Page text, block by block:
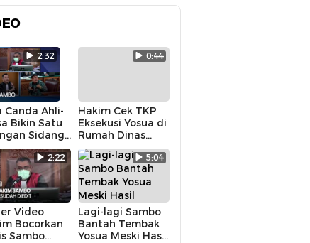
2:32
Canda Ahli-
Bikin Satu
Sidang
Tertawa
0:44
Hakim Cek TKP
Eksekusi Yosua di
Rumah Dinas
Sambo, Begini
Suasananya
2:22
Video
Bocorkan
Sambo
5:04
Lagi-lagi Sambo
Bantah Tembak
Yosua Meski Hasil